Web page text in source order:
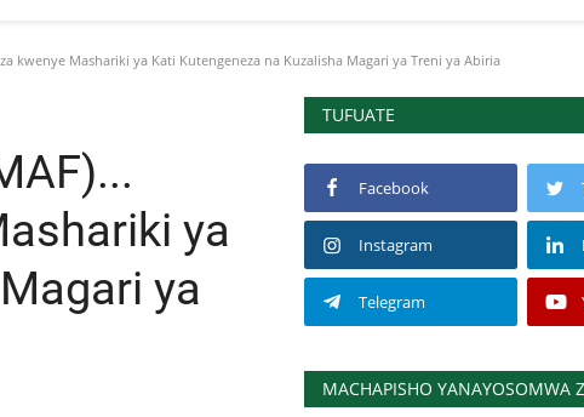
kwenye Mashariki ya Kati Kutengeneza na Kuzalisha Magari ya Treni ya Abiria
ya
ya
TUFUATE
Facebook
Instagram
Telegram
MACHAPISHO YANAYOSOMWA